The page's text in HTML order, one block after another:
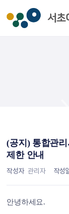
(공지) 통합관
제한 안내
작성자 관리자 작성
안녕하세요.